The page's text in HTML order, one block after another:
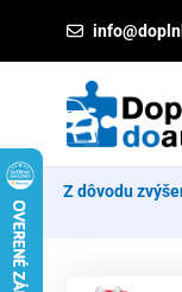
Z dôvodu